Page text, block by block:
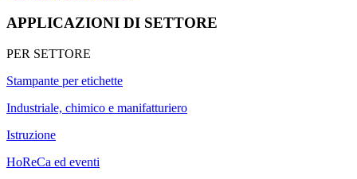
APPLICAZIONI DI SETTORE
PER SETTORE
Stampante per etichette
Industriale, chimico e manifatturiero
Istruzione
HoReCa ed eventi